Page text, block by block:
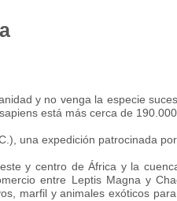
y no venga la especie
está más cerca de
una expedición patrocinada
y centro de África y la
entre Leptis Magna y
marfil y animales exóticos